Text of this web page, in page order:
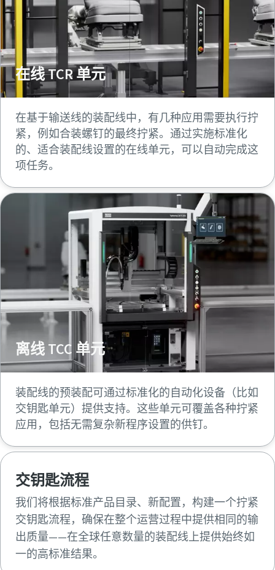
在线 TCR 单元
在基于输送线的装配线中，有几种应用需要执行拧
紧，例如合装螺钉的最终拧紧。通过实施标准化
的、适合装配线设置的在线单元，可以自动完成这
项任务。
离线 TCC 单元
装配线的预装配可通过标准化的自动化设备（比如
交钥匙单元）提供支持。这些单元可覆盖各种拧紧
应用，包括无需复杂新程序设置的供钉。
交钥匙流程
我们将根据标准产品目录、新配置，构建一个拧紧
交钥匙流程，确保在整个运营过程中提供相同的输
出质量——在全球任意数量的装配线上提供始终如
一的高标准结果。